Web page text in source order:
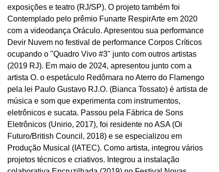
exposições e teatro (RJ/SP). O projeto também foi
Contemplado pelo prêmio Funarte RespirArte em 2020
com a videodança Oráculo. Apresentou sua performance
Devir Nuvem no festival de performance Corpos Críticos
ocupando o "Quadro Vivo #3" junto com outros artistas
(2019 RJ). Em maio de 2024, apresentou junto com a
artista O. o espetáculo Redômara no Aterro do Flamengo
pela lei Paulo Gustavo RJ.O. (Bianca Tossato) é artista de
música e som que experimenta com instrumentos,
eletrônicos e sucata. Passou pela Fábrica de Sons
Eletrônicos (Unirio, 2017), foi residente no ASA (Oi
Futuro/British Council, 2018) e se especializou em
Produção Musical (IATEC). Como artista, integrou vários
projetos técnicos e criativos. Integrou a instalação